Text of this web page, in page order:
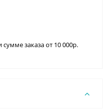
заказа от 10 000р.